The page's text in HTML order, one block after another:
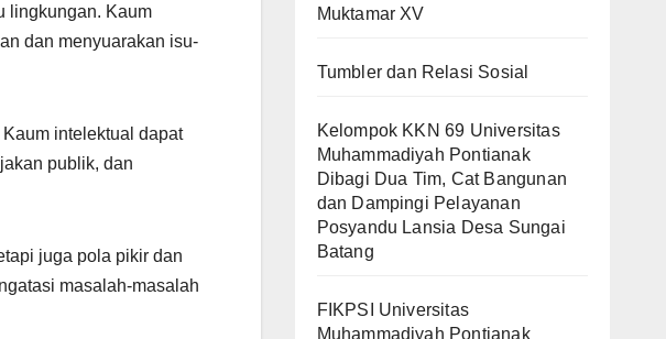
lingkungan. Kaum
dan menyuarakan isu-
intelektual dapat
publik, dan
juga pola pikir dan
masalah-masalah
Muktamar XV
Tumbler dan Relasi Sosial
Kelompok KKN 69 Universitas
Muhammadiyah Pontianak
Dibagi Dua Tim, Cat Bangunan
dan Dampingi Pelayanan
Posyandu Lansia Desa Sungai
Batang
FIKPSI Universitas
Muhammadiyah Pontianak